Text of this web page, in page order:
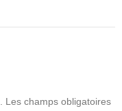
Les champs obligatoires